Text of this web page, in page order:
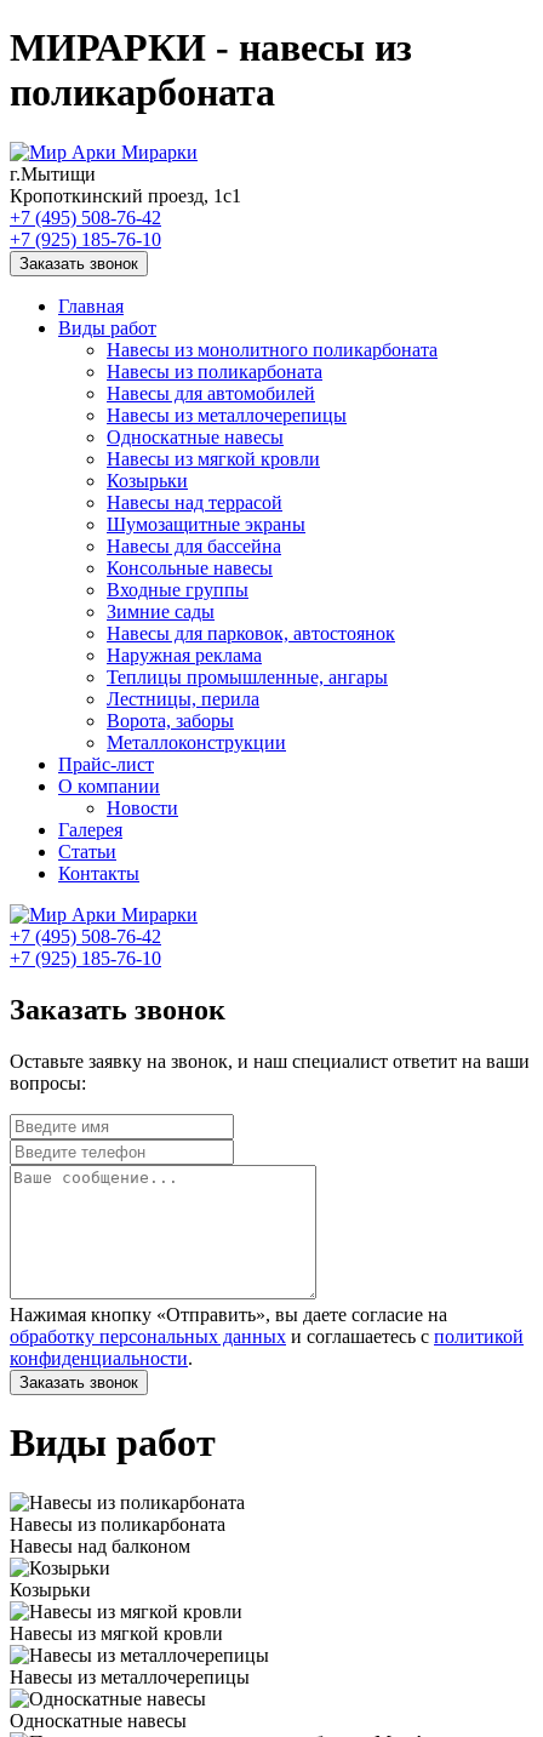
МИРАРКИ - навесы из
поликарбоната
Мирарки
г.Мытищи
Кропоткинский проезд, 1с1
+7 (495) 508-76-42
+7 (925) 185-76-10
Заказать звонок
Главная
Виды работ
Навесы из монолитного поликарбоната
Навесы из поликарбоната
Навесы для автомобилей
Навесы из металлочерепицы
Односкатные навесы
Навесы из мягкой кровли
Козырьки
Навесы над террасой
Шумозащитные экраны
Навесы для бассейна
Консольные навесы
Входные группы
Зимние сады
Навесы для парковок, автостоянок
Наружная реклама
Теплицы промышленные, ангары
Лестницы, перила
Ворота, заборы
Металлоконструкции
Прайс-лист
О компании
Новости
Галерея
Статьи
Контакты
Мирарки
+7 (495) 508-76-42
+7 (925) 185-76-10
Заказать звонок
Оставьте заявку на звонок, и наш специалист ответит на ваши
вопросы:
Нажимая кнопку «Отправить», вы даете согласие на
обработку персональных данных и соглашаетесь с политикой
конфиденциальности.
Виды работ
Навесы из поликарбоната
Навесы над балконом
Козырьки
Навесы из мягкой кровли
Навесы из металлочерепицы
Односкатные навесы